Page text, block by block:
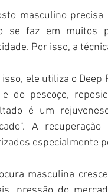
masculino
se faz em muitos
Por isso, a
isso, ele utiliza o
e do pescoço,
é um
A
especialmente
masculina